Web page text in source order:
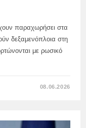
παραχωρήσει στα
δεξαμενόπλοια στη
με ρωσικό
08.06.2026